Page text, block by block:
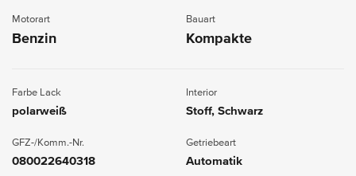
Motorart
Benzin
Bauart
Kompakte
Farbe Lack
polarweiß
Interior
Stoff, Schwarz
GFZ-/Komm.-Nr.
080022640318
Getriebeart
Automatik